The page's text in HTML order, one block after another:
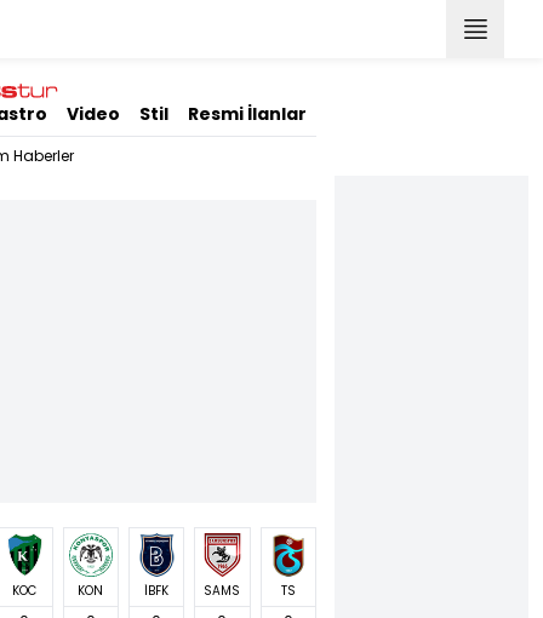
Video Stil Resmi İlanlar
Haberler
KOC KON İBFK SAMS TS